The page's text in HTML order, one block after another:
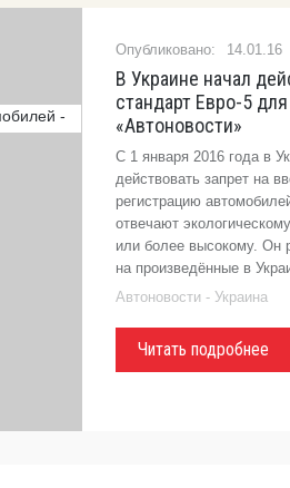
14.01.16
В Украине начал
стандарт Евро-5
«Автоновости»
С 1 января 2016 года в
действовать запрет на
регистрацию
отвечают
или более высокому. Он
на произведённые в
Автоновости - Украина
Читать подробнее